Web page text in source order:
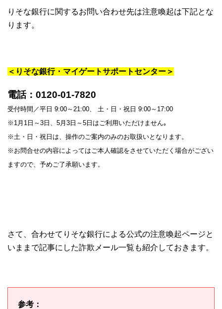
りそな銀行に関するお問い合わせ先は注意喚起は下記とな
ります。
＜りそな銀行・マイゲートサポートセンター＞
電話：0120-01-7820
受付時間／平日 9:00～21:00、 土・日・祝日 9:00～17:00
※1月1日～3日、5月3日～5日はご利用いただけません｡
※土・日・祝日は、操作のご案内のみのお取扱いとなります。
※お問合せの内容によってはご本人確認をさせていただく場合がござい
ますので、予めご了承願います。
さて、合わせてりそな銀行による公式の注意喚起ページと
いままで記事にした詐欺メール一覧も紹介しておきます。
参考：